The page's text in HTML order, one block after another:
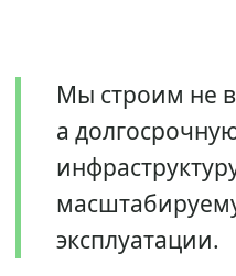
Мы строим не
а
эксплуатации.